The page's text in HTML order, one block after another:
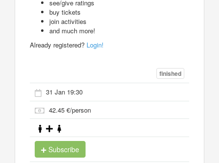
see/give ratings
buy tickets
join activities
and much more!
Already registered? Login!
finished
31 Jan 19:30
42.45 €/person
Subscribe